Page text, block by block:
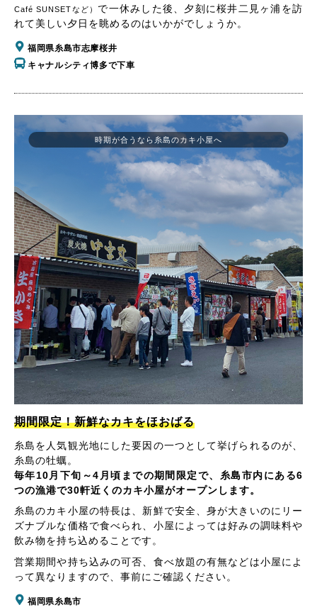
Café SUNSETなど） で一休みした後、夕刻に桜井二見ヶ浦を訪
れて美しい夕日を眺めるのはいかがでしょうか。
福岡県糸島市志摩桜井
キャナルシティ博多で下車
期間限定！新鮮なカキをほおばる
糸島を人気観光地にした要因の一つとして挙げられるのが、
糸島の牡蠣。
毎年10月下旬～4月頃までの期間限定で、糸島市内にある6
つの漁港で30軒近くのカキ小屋がオープンします。
糸島のカキ小屋の特長は、新鮮で安全、身が大きいのにリー
ズナブルな価格で食べられ、小屋によっては好みの調味料や
飲み物を持ち込めることです。
営業期間や持ち込みの可否、食べ放題の有無などは小屋によ
って異なりますので、事前にご確認ください。
福岡県糸島市
時期が合うなら糸島のカキ小屋へ